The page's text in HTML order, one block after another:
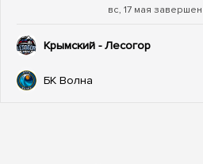
вс, 17 мая завершен
Крымский - Лесогор
БК Волна